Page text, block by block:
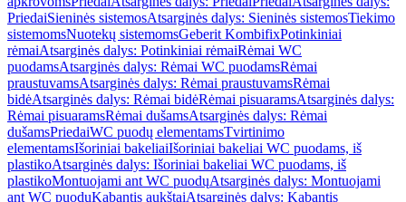
PriedaiSieninės sistemosAtsarginės dalys: Sieninės sistemosTiekimo
sistemomsNuotekų sistemomsGeberit KombifixPotinkiniai
rėmaiAtsarginės dalys: Potinkiniai rėmaiRėmai WC
puodamsAtsarginės dalys: Rėmai WC puodamsRėmai
praustuvamsAtsarginės dalys: Rėmai praustuvamsRėmai
bidėAtsarginės dalys: Rėmai bidėRėmai pisuaramsAtsarginės dalys:
Rėmai pisuaramsRėmai dušamsAtsarginės dalys: Rėmai
dušamsPriedaiWC puodų elementamsTvirtinimo
elementamsIšoriniai bakeliaiIšoriniai bakeliai WC puodams, iš
plastikoAtsarginės dalys: Išoriniai bakeliai WC puodams, iš
plastikoMontuojami ant WC puodųAtsarginės dalys: Montuojami
ant WC puodųKabantis aukštaiAtsarginės dalys: Kabantis